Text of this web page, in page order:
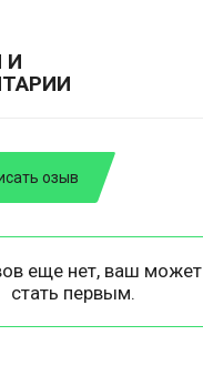
И
озыв
еще нет, ваш может
стать первым.